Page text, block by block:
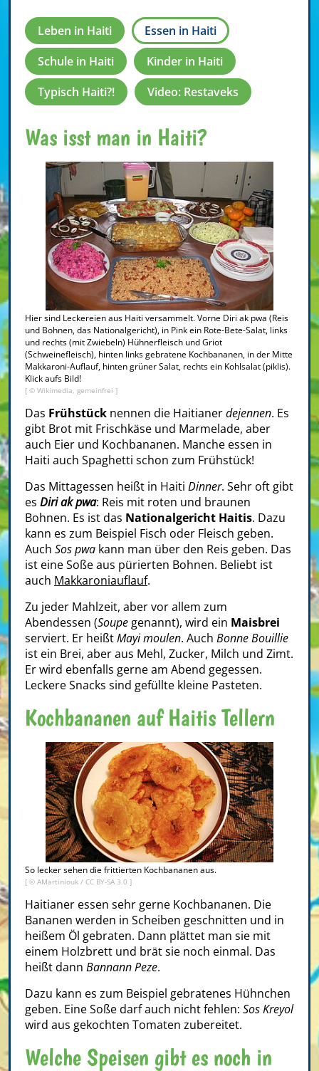
Leben in Haiti
Essen in Haiti
Schule in Haiti
Kinder in Haiti
Typisch Haiti?!
Video: Restaveks
Was isst man in Haiti?
Hier sind Leckereien aus Haiti versammelt. Vorne Diri ak pwa (Reis
und Bohnen, das Nationalgericht), in Pink ein Rote-Bete-Salat, links
und rechts (mit Zwiebeln) Hühnerfleisch und Griot
(Schweinefleisch), hinten links gebratene Kochbananen, in der Mitte
Makkaroni-Auflauf, hinten grüner Salat, rechts ein Kohlsalat (piklis).
Klick aufs Bild!
[ © Wikimedia, gemeinfrei ]
Das Frühstück nennen die Haitianerdejennen. Es
gibt Brot mit Frischkäse und Marmelade, aber
auch Eier und Kochbananen. Manche essen in
Haiti auch Spaghetti schon zum Frühstück!
Das Mittagessen heißt in Haiti Dinner. Sehr oft gibt
es Diri ak pwa: Reis mit roten und braunen
Bohnen. Es ist das Nationalgericht Haitis. Dazu
kann es zum Beispiel Fisch oder Fleisch geben.
Auch Sos pwa kann man über den Reis geben. Das
ist eine Soße aus pürierten Bohnen. Beliebt ist
auch Makkaroniauflauf.
Zu jeder Mahlzeit, aber vor allem zum
Abendessen (Soupe genannt), wird ein Maisbrei
serviert. Er heißtMayi moulen. Auch Bonne Bouillie
ist ein Brei, aber aus Mehl, Zucker, Milch und Zimt.
Er wird ebenfalls gerne am Abend gegessen.
Leckere Snacks sind gefüllte kleine Pasteten.
Kochbananen auf Haitis Tellern
So lecker sehen die frittierten Kochbananen aus.
[ © AMartiniouk / CC BY-SA 3.0 ]
Haitianer essen sehr gerne Kochbananen. Die
Bananen werden in Scheiben geschnitten und in
heißem Öl gebraten. Dann plättet man sie mit
einem Holzbrett und brät sie noch einmal. Das
heißt dann Bannann Peze.
Dazu kann es zum Beispiel gebratenes Hühnchen
geben. Eine Soße darf auch nicht fehlen: Sos Kreyol
wird aus gekochten Tomaten zubereitet.
Welche Speisen gibt es noch in